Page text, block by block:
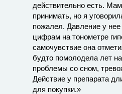
действительно есть.
принимать, но я
пожалел. Давление у
цифрам на тонометре
самочувствие она
будто помолодела лет
проблемы со сном,
Действие у препарата
для покупки.»